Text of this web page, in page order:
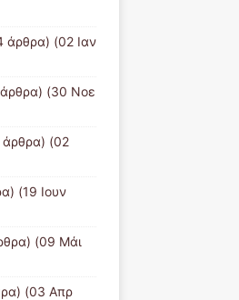
άρθρα) (02 Ιαν
(30 Νοε
άρθρα) (02
(19 Ιουν
(09 Μάι
(03 Απρ